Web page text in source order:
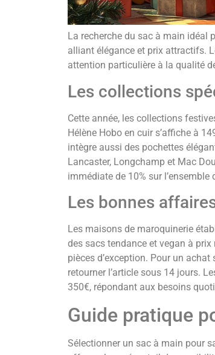
La recherche du sac à main idéal
alliant élégance et prix attractifs.
attention particulière à la qualité
Les collections
Cette année, les collections
Hélène Hobo en cuir s’affiche à
intègre aussi des pochettes
Lancaster, Longchamp et Mac
immédiate de 10% sur l’ensemble
Les bonnes
Les maisons de maroquinerie
des sacs tendance et vegan à
pièces d’exception. Pour un
retourner l’article sous 14 jours.
350€, répondant aux besoins
Guide pratique
Sélectionner un sac à main pour